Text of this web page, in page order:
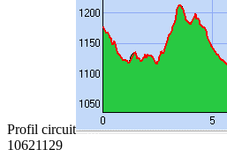
Profil circuit
10621129